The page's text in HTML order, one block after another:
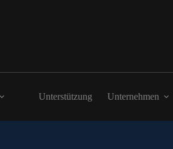
Unterstützung Unternehmen